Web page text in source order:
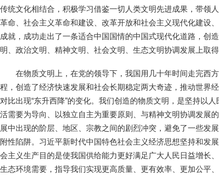
传统文化相结合，积极学习借鉴一切人类文明先进成果，带领
革命、社会主义革命和建设、改革开放和社会主义现代化建设
成就，成功走出了一条适合中国国情的中国式现代化道路，创
明、政治文明、精神文明、社会文明、生态文明协调发展上取
在物质文明上，在党的领导下，我国用几十年时间走完西
程，创造了经济快速发展和社会长期稳定两大奇迹，推动世界
对比出现“东升西降”的变化。我们创造的物质文明，是坚持以
活需要为导向、以独立自主为重要原则、与精神文明协调发展
展中出现的阶层、地区、宗教之间的剧烈冲突，避免了一些发
附性陷阱。习近平新时代中国特色社会主义经济思想坚持和发
会主义生产目的是使我国供给能力更好满足广大人民日益增长
生态环境需要，指导我们实现更高质量、更有效率、更加公平